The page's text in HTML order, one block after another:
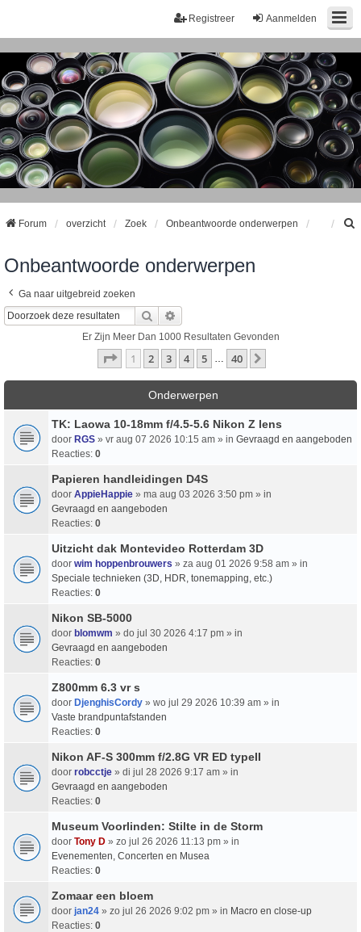
Aanmelden
Registreer
Forum overzicht Zoek Onbeantwoorde onderwerpen
Onbeantwoorde onderwerpen
Ga naar uitgebreid zoeken
Zoek
Er Zijn Meer Dan 1000 Resultaten Gevonden
Pagina Van40
1 2 3 4 5 40
Onderwerpen
TK: Laowa 10-18mm f/4.5-5.6 Nikon Z lens
door RGS » vr aug 07 2026 10:15 am » in Gevraagd en aangeboden
Reacties: 0
Papieren handleidingen D4S
door AppieHappie » ma aug 03 2026 3:50 pm » in
Gevraagd en aangeboden
Reacties: 0
Uitzicht dak Montevideo Rotterdam 3D
door wim hoppenbrouwers » za aug 01 2026 9:58 am » in
Speciale technieken (3D, HDR, tonemapping, etc.)
Reacties: 0
Nikon SB-5000
door blomwm » do jul 30 2026 4:17 pm » in
Gevraagd en aangeboden
Reacties: 0
Z800mm 6.3 vr s
door DjenghisCordy » wo jul 29 2026 10:39 am » in
Vaste brandpuntafstanden
Reacties: 0
Nikon AF-S 300mm f/2.8G VR ED typeII
door robcctje » di jul 28 2026 9:17 am » in
Gevraagd en aangeboden
Reacties: 0
Museum Voorlinden: Stilte in de Storm
door Tony D » zo jul 26 2026 11:13 pm » in
Evenementen, Concerten en Musea
Reacties: 0
Zomaar een bloem
door jan24 » zo jul 26 2026 9:02 pm » in Macro en close-up
Reacties: 0